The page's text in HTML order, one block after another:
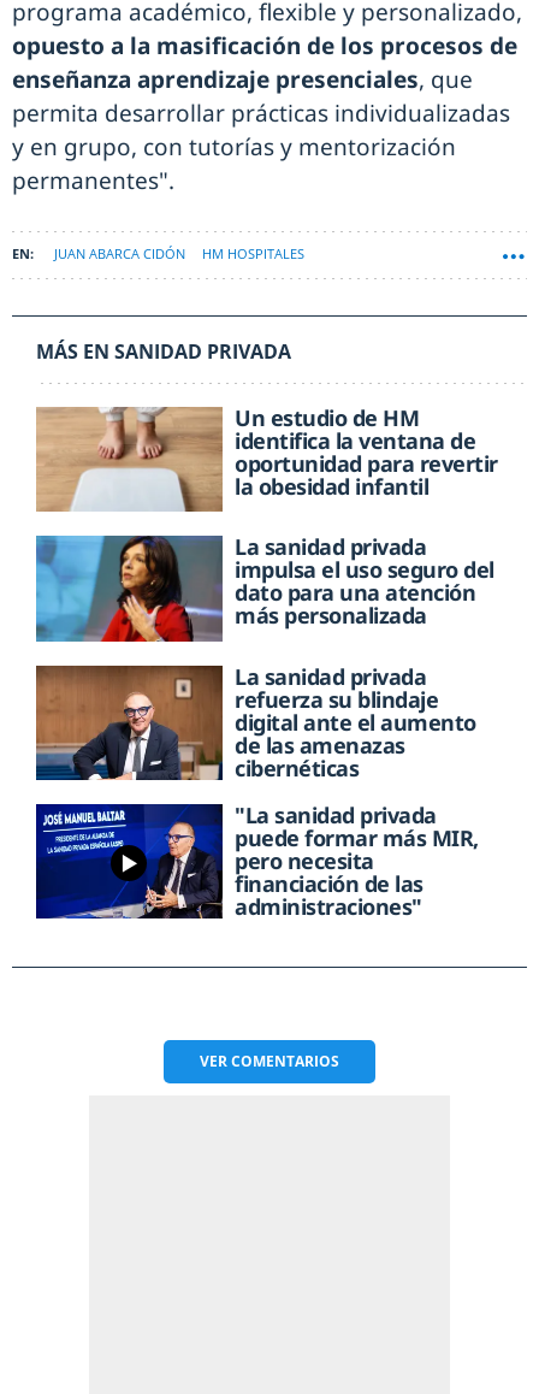
programa académico, flexible y personalizado,
opuesto a la masificación de los procesos de
enseñanza aprendizaje presenciales, que
permita desarrollar prácticas individualizadas
y en grupo, con tutorías y mentorización
permanentes".
JUAN ABARCA CIDÓN HM HOSPITALES
MÁS EN SANIDAD PRIVADA
Un estudio de HM
identifica la ventana de
oportunidad para revertir
la obesidad infantil
La sanidad privada
impulsa el uso seguro del
dato para una atención
más personalizada
La sanidad privada
refuerza su blindaje
digital ante el aumento
de las amenazas
cibernéticas
"La sanidad privada
puede formar más MIR,
pero necesita
financiación de las
administraciones"
VERCOMENTARIOS